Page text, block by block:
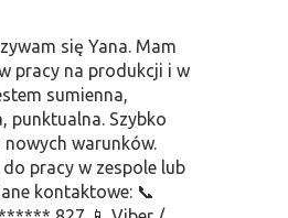
się Yana. Mam
pracy na produkcji i w
sumienna,
punktualna. Szybko
warunków.
pracy w zespole lub
kontaktowe: 📞